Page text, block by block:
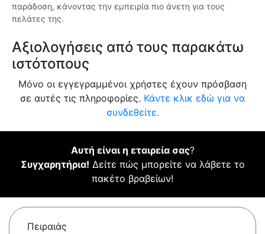
παράδοση, κάνοντας την εμπειρία πιο άνετη για τους
πελάτες της.
Αξιολογήσεις από τους παρακάτω
ιστότοπους
Μόνο οι εγγεγραμμένοι χρήστες έχουν πρόσβαση
σε αυτές τις πληροφορίες. Κάντε κλικ εδώ για να
συνδεθείτε.
Αυτή είναι η εταιρεία σας?
Συγχαρητήρια! Δείτε πώς μπορείτε να λάβετε το
πακέτο βραβείων!
Πειραιάς